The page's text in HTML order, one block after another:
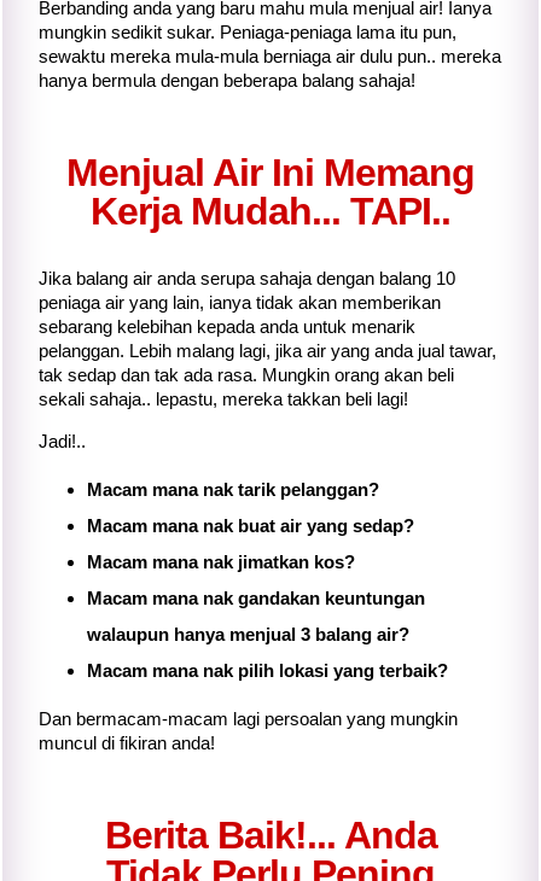
Berbanding anda yang baru mahu mula menjual air! Ianya
mungkin sedikit sukar. Peniaga-peniaga lama itu pun,
sewaktu mereka mula-mula berniaga air dulu pun.. mereka
hanya bermula dengan beberapa balang sahaja!
Menjual Air Ini Memang
Kerja Mudah... TAPI..
Jika balang air anda serupa sahaja dengan balang 10
peniaga air yang lain, ianya tidak akan memberikan
sebarang kelebihan kepada anda untuk menarik
pelanggan. Lebih malang lagi, jika air yang anda jual tawar,
tak sedap dan tak ada rasa. Mungkin orang akan beli
sekali sahaja.. lepastu, mereka takkan beli lagi!
Jadi!..
Macam mana nak tarik pelanggan?
Macam mana nak buat air yang sedap?
Macam mana nak jimatkan kos?
Macam mana nak gandakan keuntungan
walaupun hanya menjual 3 balang air?
Macam mana nak pilih lokasi yang terbaik?
Dan bermacam-macam lagi persoalan yang mungkin
muncul di fikiran anda!
Berita Baik!... Anda